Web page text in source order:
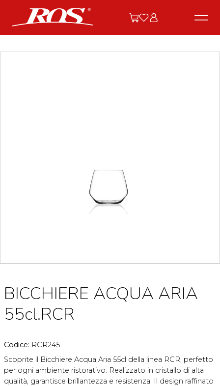
BICCHIERE ACQUA ARIA
55cl.RCR
Codice: RCR245
Scoprite il Bicchiere Acqua Aria 55cl della linea RCR, perfetto
per ogni ambiente ristorativo. Realizzato in cristallo di alta
qualità, garantisce brillantezza e resistenza. Il design raffinato